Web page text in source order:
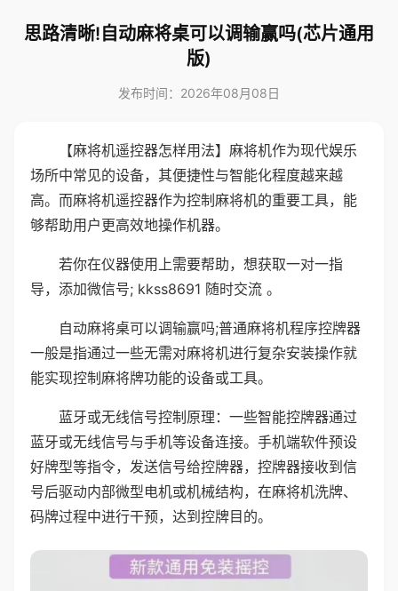
思路清晰!自动麻将桌可以调输赢吗(芯片通用
版)
发布时间：2026年08月08日
【麻将机遥控器怎样用法】麻将机作为现代娱乐
场所中常见的设备，其便捷性与智能化程度越来越
高。而麻将机遥控器作为控制麻将机的重要工具，能
够帮助用户更高效地操作机器。
若你在仪器使用上需要帮助，想获取一对一指
导，添加微信号; kkss8691 随时交流 。
自动麻将桌可以调输赢吗;普通麻将机程序控牌器
一般是指通过一些无需对麻将机进行复杂安装操作就
能实现控制麻将牌功能的设备或工具。
蓝牙或无线信号控制原理：一些智能控牌器通过
蓝牙或无线信号与手机等设备连接。手机端软件预设
好牌型等指令，发送信号给控牌器，控牌器接收到信
号后驱动内部微型电机或机械结构，在麻将机洗牌、
码牌过程中进行干预，达到控牌目的。